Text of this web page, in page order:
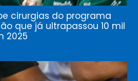
cirurgias do programa
que já ultrapassou 10 mil
2025